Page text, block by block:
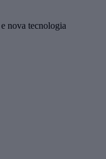
nova tecnologia